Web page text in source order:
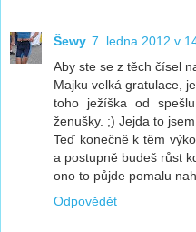
Šewy 7. ledna 2012 v
Aby ste se z těch čísel
Majku velká gratulace,
toho ježíška od
ženušky. ;) Jejda to
Teď konečně k těm
a postupně budeš růst
ono to půjde pomalu
Odpovědět